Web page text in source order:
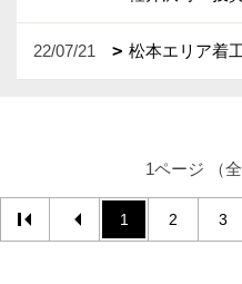
22/07/21 松本エリア着
1ページ （
1 2 3